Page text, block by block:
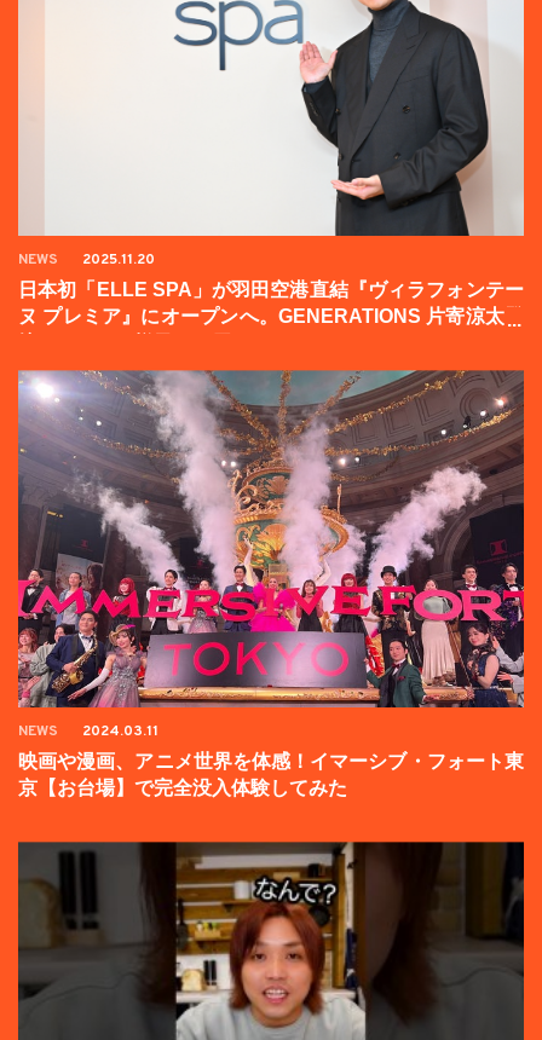
NEWS 2025.11.20
日本初「ELLE SPA」が羽田空港直結『ヴィラフォンテー
ヌ プレミア』にオープンへ。GENERATIONS 片寄涼太登
NEWS 2024.03.11
映画や漫画、アニメ世界を体感！イマーシブ・フォート東
京【お台場】で完全没入体験してみた